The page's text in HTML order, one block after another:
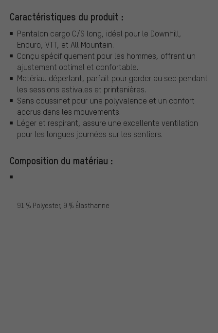
Caractéristiques du produit :
Pantalon cargo C/S long, idéal pour le Downhill,
Enduro, VTT, et All Mountain.
Conçu spécifiquement pour les hommes, offrant un
ajustement optimal et confortable.
Matériau déperlant, parfait pour garder au sec pendant
les sessions estivales et printanières.
Sans coussinet pour une polyvalence et un confort
accrus dans les mouvements.
Léger et respirant, assure une excellente ventilation
pour les longues journées sur les sentiers.
Composition du matériau :
91 % Polyester, 9 % Élasthanne